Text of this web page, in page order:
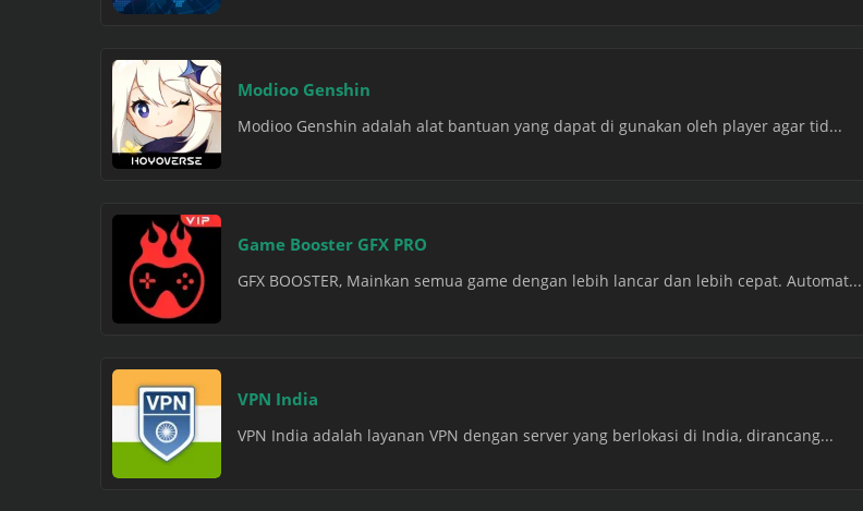
Modioo Genshin
Modioo Genshin adalah alat bantuan yang dapat di gunakan oleh player agar tid...
Game Booster GFX PRO
GFX BOOSTER, Mainkan semua game dengan lebih lancar dan lebih cepat. Automat...
VPN India
VPN India adalah layanan VPN dengan server yang berlokasi di India, dirancang...